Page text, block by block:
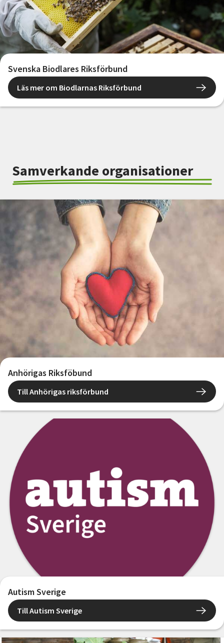
Svenska Biodlares Riksförbund
Läs mer om Biodlarnas Riksförbund
Samverkande organisationer
Anhörigas Riksföbund
Till Anhörigas riksförbund
Autism Sverige
Till Autism Sverige